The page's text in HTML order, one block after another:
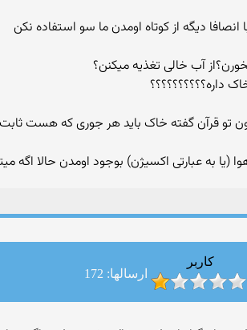
دیگه از کوتاه اومدن ما سو استفاده نکن
داره؟؟؟؟؟؟؟؟؟؟
قرآن گفته خاک باید هر جوری که هست
به عبارتی اکسیژن) بوجود اومدن حالا اگه
کاربر
ارسالها: 172